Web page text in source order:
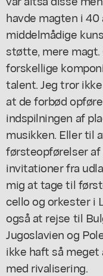
havde magten i
middelmådige
støtte, mere
forskellige
talent. Jeg tror
at de forbød
indspilningen af
musikken. Eller til
førsteopførelser
invitationer fra
mig at tage til
cello og orkester i
også at rejse til
Jugoslavien og
ikke haft så
med rivalisering.